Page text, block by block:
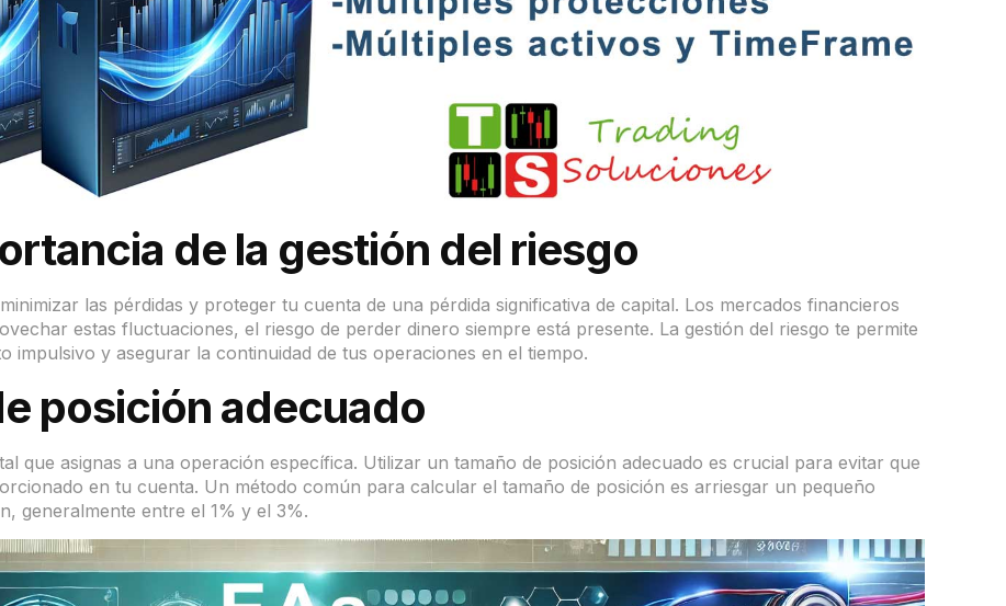
de la gestión del riesgo
las pérdidas y proteger tu cuenta de una pérdida significativa de capital. Los mercados financieros
estas fluctuaciones, el riesgo de perder dinero siempre está presente. La gestión del riesgo te permite
impulsivo y asegurar la continuidad de tus operaciones en el tiempo.
posición adecuado
que asignas a una operación específica. Utilizar un tamaño de posición adecuado es crucial para evitar que
en tu cuenta. Un método común para calcular el tamaño de posición es arriesgar un pequeño
generalmente entre el 1% y el 3%.